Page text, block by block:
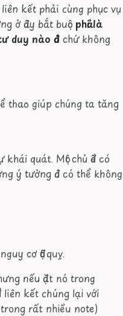
kết phải cùng phục vụ
ở đây bắt buộc phải là
duy nào đó chứ không
thao giúp chúng ta tăng
quát. Một chủ đề có
ý tưởng đó có thể không
cơ đột quỵ.
nếu đặt nó trong
liên kết chúng lại với
rất nhiều note)